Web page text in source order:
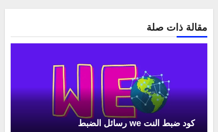
مقالة ذات صلة
كود ضبط النت we رسائل الضبط